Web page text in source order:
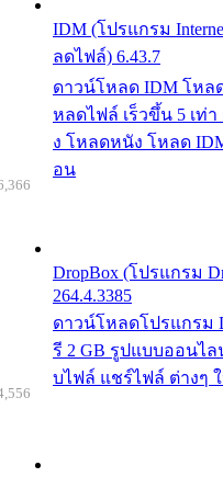
IDM (โปรแกรม
ลดไฟล์) 6.43.7
ดาวน์โหลด IDM โหลด
หลดไฟล์ เร็วขึ้น 5 เท่
ง โหลดหนัง โหลด
อน
DropBox (โปรแกรม
264.4.3385
ดาวน์โหลดโปรแกรม
รี 2 GB รูปแบบออนไล
บไฟล์ แชร์ไฟล์ ต่างๆ